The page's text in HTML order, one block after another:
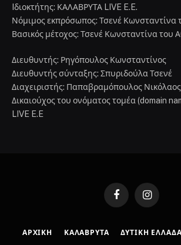
Iδιοκτήτης: ΚΑΛΑΒΡΥΤΑ LIVE E.E.
Νόμιμος εκπρόσωπος: Τσενέ Κωνσταντίνα
Βασικός μέτοχος: Τσενέ Κωνσταντίνα του
Διευθυντής: Ρηγόπουλος Κωνσταντίνος
Διευθυντής σύνταξης: Σπυριδούλα Τσενέ
Διαχειριστής: Παπαβραμόπουλος Νικόλαος
Δικαιούχος του ονόματος τομέα (domain
LIVE E.E
FacebookInstagram
ΑΡΧΙΚΉ ΚΑΛΆΒΡΥΤΑ ΔΥΤΙΚΉ ΕΛΛΆΔΑ